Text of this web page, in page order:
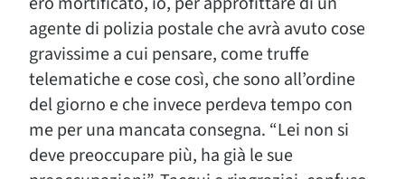
agente di polizia postale che avrà avuto cose
gravissime a cui pensare, come truffe
telematiche e cose così, che sono all’ordine
del giorno e che invece perdeva tempo con
me per una mancata consegna. “Lei non si
deve preoccupare più, ha già le sue